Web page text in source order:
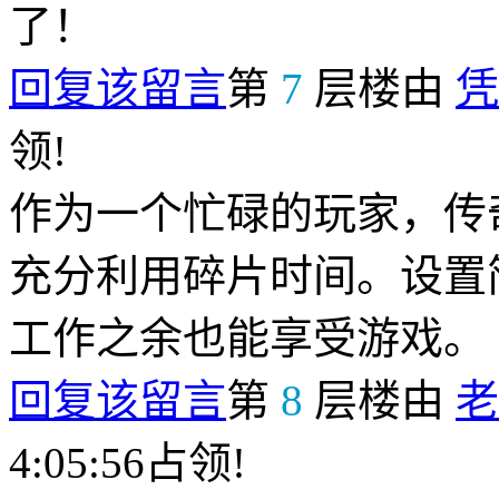
了！
回复该留言第 7 层楼由
领!
作为一个忙碌的玩家，
充分利用碎片时间。设
工作之余也能享受游戏。
回复该留言第 8 层楼由
4:05:56占领!